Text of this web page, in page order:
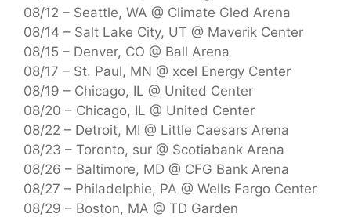
08/12 – Seattle, WA @ Climate Gled Arena
08/14 – Salt Lake City, UT @ Maverik Center
08/15 – Denver, CO @ Ball Arena
08/17 – St. Paul, MN @ xcel Energy Center
08/19 – Chicago, IL @ United Center
08/20 – Chicago, IL @ United Center
08/22 – Detroit, MI @ Little Caesars Arena
08/23 – Toronto, sur @ Scotiabank Arena
08/26 – Baltimore, MD @ CFG Bank Arena
08/27 – Philadelphie, PA @ Wells Fargo Center
08/29 – Boston, MA @ TD Garden